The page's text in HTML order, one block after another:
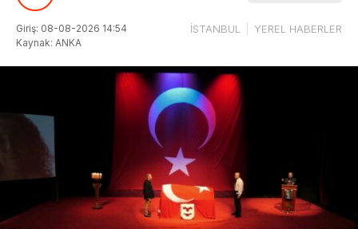
Giriş: 08-08-2026 14:54
Kaynak: ANKA
İSTANBUL YEREL HABERLER